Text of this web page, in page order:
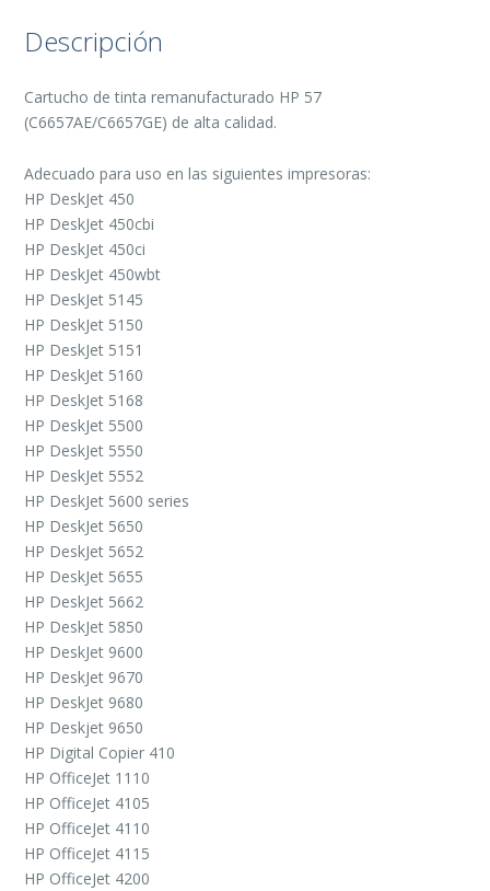
Descripción
Cartucho de tinta remanufacturado HP 57
(C6657AE/C6657GE) de alta calidad.
Adecuado para uso en las siguientes impresoras:
HP DeskJet 450
HP DeskJet 450cbi
HP DeskJet 450ci
HP DeskJet 450wbt
HP DeskJet 5145
HP DeskJet 5150
HP DeskJet 5151
HP DeskJet 5160
HP DeskJet 5168
HP DeskJet 5500
HP DeskJet 5550
HP DeskJet 5552
HP DeskJet 5600 series
HP DeskJet 5650
HP DeskJet 5652
HP DeskJet 5655
HP DeskJet 5662
HP DeskJet 5850
HP DeskJet 9600
HP DeskJet 9670
HP DeskJet 9680
HP Deskjet 9650
HP Digital Copier 410
HP OfficeJet 1110
HP OfficeJet 4105
HP OfficeJet 4110
HP OfficeJet 4115
HP OfficeJet 4200